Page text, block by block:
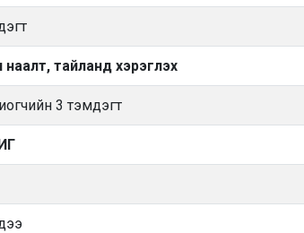
тайланд хэрэглэх
3 тэмдэгт